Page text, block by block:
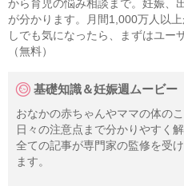
から育児の悩み相談まで。妊娠、
が分かります。月間1,000万人以
しでも気になったら、まずはユー
（無料）
基礎知識＆妊娠週ムービー
おなかの赤ちゃんやママの体の
日々の注意点まで分かりやすく解
全ての記事が専門家の監修を受
ます。